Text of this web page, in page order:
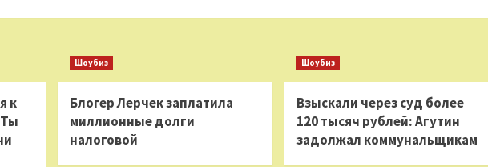
к
Шоубиз
Блогер Лерчек заплатила
миллионные долги
налоговой
Шоубиз
Взыскали через суд более
120 тысяч рублей: Агутин
задолжал коммунальщикам